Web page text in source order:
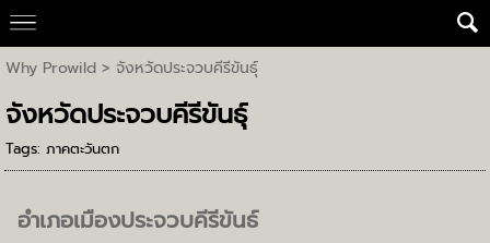
Why Prowild> จังหวัดประจวบคีรีขันธุ์
จังหวัดประจวบคีรีขันธุ์
Tags: ภาคตะวันตก
อำเภอเมืองประจวบคีรีขันธ์